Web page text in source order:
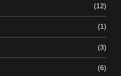
(12)
(1)
(3)
(6)